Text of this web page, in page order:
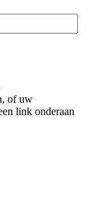
of uw
link onderaan